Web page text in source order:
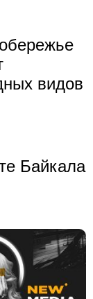
видов
Байкала